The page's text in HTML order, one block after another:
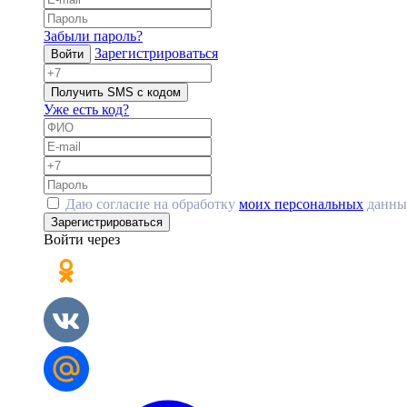
Забыли пароль?
Войти Зарегистрироваться
Получить SMS с кодом
Уже есть код?
Даю согласие на обработку моих персональных
Зарегистрироваться
Войти через